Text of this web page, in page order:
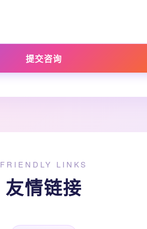
提交咨询
FRIENDLY LINKS
友情链接